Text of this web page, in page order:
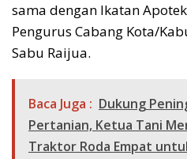
sama dengan Ikatan
Pengurus Cabang Kota/
Sabu Raijua.
Baca Juga : Dukung
Pertanian, Ketua Tani
Traktor Roda Empat